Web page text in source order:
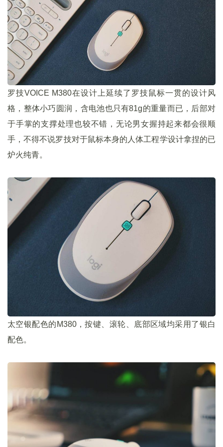
罗技VOICE M380在设计上延续了罗技鼠标一贯的设计风
格，整体小巧圆润，含电池也只有81g的重量而已，后部对
于手掌的支撑处理也较不错，无论男女握持起来都会很顺
手，不得不说罗技对于鼠标本身的人体工程学设计拿捏的已
炉火纯青。
太空银配色的M380，按键、滚轮、底部区域均采用了银白
配色。